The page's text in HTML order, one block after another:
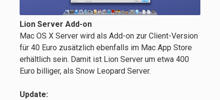
Lion Server Add-on
Mac OS X Server wird als Add-on zur Client-Version
für 40 Euro zusätzlich ebenfalls im Mac App Store
erhältlich sein. Damit ist Lion Server um etwa 400
Euro billiger, als Snow Leopard Server.
Update: